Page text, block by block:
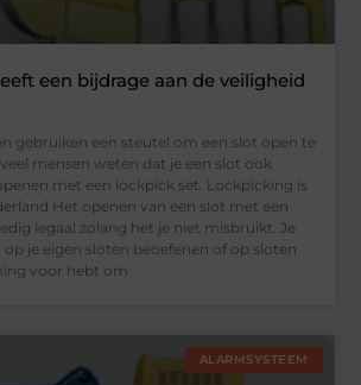
een bijdrage aan de veiligheid
gebruiken een steutel om een slot open te
mensen weten dat je een slot ook
met een lockpick set. Lockpicking is
Het openen van een slot met een
legaal zolang het je niet misbruikt. Je
op je eigen sloten beoefenen of op sloten
voor hebt om
ALARMSYSTEEM